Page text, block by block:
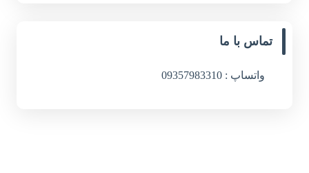
تماس با ما
واتساپ : 09357983310